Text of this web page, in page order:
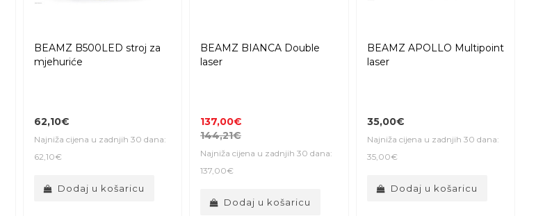
BEAMZ B500LED stroj za
mjehuriće
62,10€
Najniža cijena u zadnjih 30 dana:
62,10€
Dodaj u košaricu
BEAMZ BIANCA Double
laser
137,00€
144,21€
Najniža cijena u zadnjih 30 dana:
137,00€
Dodaj u košaricu
BEAMZ APOLLO Multipoint
laser
35,00€
Najniža cijena u zadnjih 30 dana:
35,00€
Dodaj u košaricu